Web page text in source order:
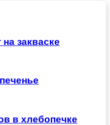
закваске
в хлебопечке